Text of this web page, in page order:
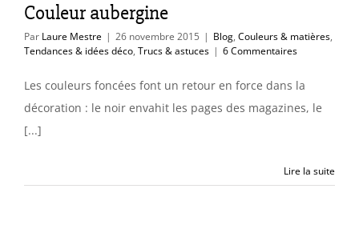
Couleur aubergine
Par Laure Mestre | 26 novembre 2015 | Blog, Couleurs & matières,
Tendances & idées déco, Trucs & astuces | 6 Commentaires
Les couleurs foncées font un retour en force dans la
décoration : le noir envahit les pages des magazines, le
[...]
Lire la suite